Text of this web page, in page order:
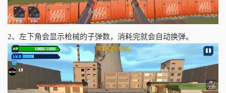
2、左下角会显示枪械的子弹数，消耗完就会自动换弹。